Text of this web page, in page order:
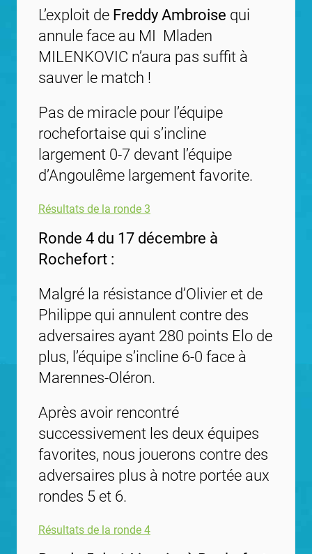
L’exploit de Freddy Ambroise qui
annule face au MI Mladen
MILENKOVIC n’aura pas suffit à
sauver le match !
Pas de miracle pour l’équipe
rochefortaise qui s’incline
largement 0-7 devant l’équipe
d’Angoulême largement favorite.
Résultats de la ronde 3
Ronde 4 du 17 décembre à
Rochefort :
Malgré la résistance d’Olivier et de
Philippe qui annulent contre des
adversaires ayant 280 points Elo de
plus, l’équipe s’incline 6-0 face à
Marennes-Oléron.
Après avoir rencontré
successivement les deux équipes
favorites, nous jouerons contre des
adversaires plus à notre portée aux
rondes 5 et 6.
Résultats de la ronde 4